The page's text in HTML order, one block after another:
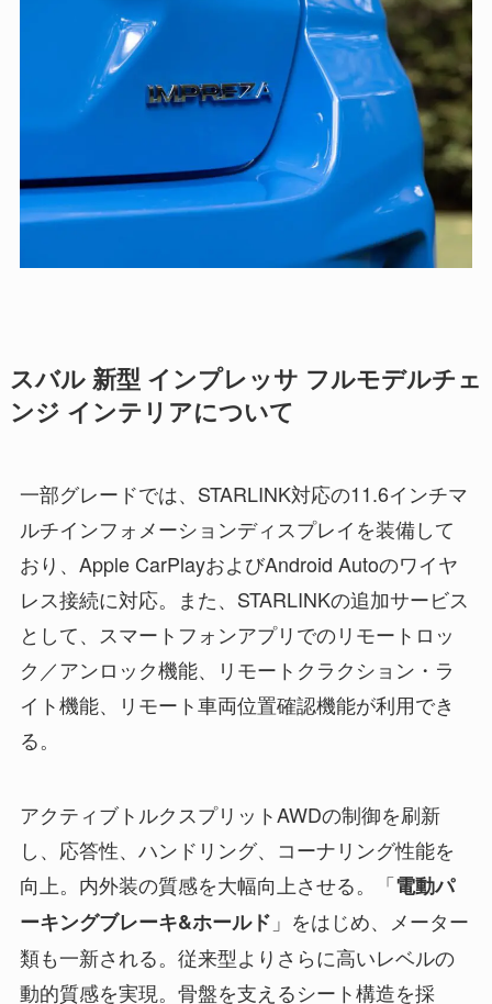
スバル 新型 インプレッサ フルモデルチェ
ンジ インテリアについて
一部グレードでは、STARLINK対応の11.6インチマ
ルチインフォメーションディスプレイを装備して
おり、Apple CarPlayおよびAndroid Autoのワイヤ
レス接続に対応。また、STARLINKの追加サービス
として、スマートフォンアプリでのリモートロッ
ク／アンロック機能、リモートクラクション・ラ
イト機能、リモート車両位置確認機能が利用でき
る。
アクティブトルクスプリットAWDの制御を刷新
し、応答性、ハンドリング、コーナリング性能を
向上。内外装の質感を大幅向上させる。「電動パ
ーキングブレーキ&ホールド 」をはじめ、メーター
類も一新される。従来型よりさらに高いレベルの
動的質感を実現。骨盤を支えるシート構造を採